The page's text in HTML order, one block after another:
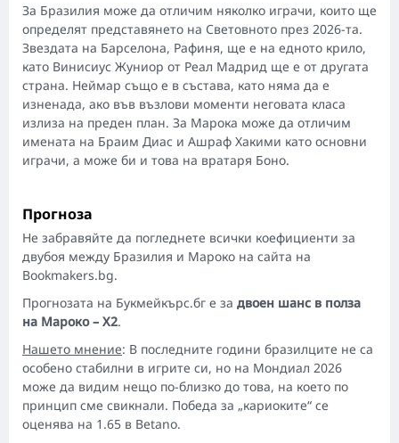
За Бразилия може да отличим няколко играчи, които ще
определят представянето на Световното през 2026-та.
Звездата на Барселона, Рафиня, ще е на едното крило,
като Винисиус Жуниор от Реал Мадрид ще е от другата
страна. Неймар също е в състава, като няма да е
изненада, ако във възлови моменти неговата класа
излиза на преден план. За Марока може да отличим
имената на Браим Диас и Ашраф Хакими като основни
играчи, а може би и това на вратаря Боно.
Прогноза
Не забравяйте да погледнете всички коефициенти за
двубоя между Бразилия и Мароко на сайта на
Bookmakers.bg.
Прогнозата на Букмейкърс.бг е за двоен шанс в полза
на Мароко – Х2.
Нашето мнение: В последните години бразилците не са
особено стабилни в игрите си, но на Мондиал 2026
може да видим нещо по-близко до това, на което по
принцип сме свикнали. Победа за „кариоките“ се
оценява на 1.65 в Betano.